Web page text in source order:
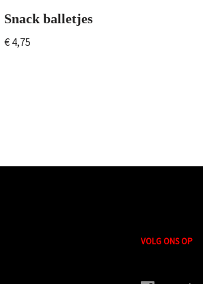
Snack balletjes
€ 4,75
VOLG ONS OP